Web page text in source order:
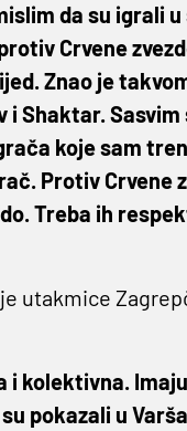
da su igrali
Crvene
Znao je
Shaktar.
koje sam
Protiv Crvene
Treba ih
utakmice
kolektivna.
pokazali u